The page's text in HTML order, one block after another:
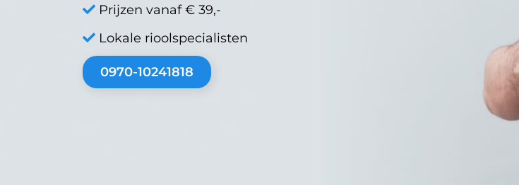
Prijzen vanaf € 39,-
Lokale rioolspecialisten
0970-10241818